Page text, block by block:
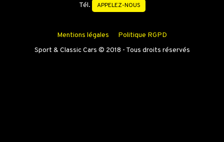
Tél.
APPELEZ-NOUS
Mentions légales
Politique RGPD
Sport & Classic Cars © 2018 - Tous droits réservés